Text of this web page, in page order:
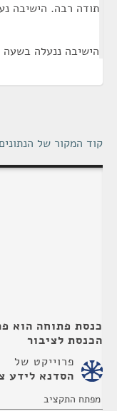
תודה רבה. הישיבה
הישיבה ננעלה בשעה 15:45.
קוד המקור של
כנסת פתוחה הוא
הכנסת לציבור
פרוייקט של
הסדנא לידע
מפתח התקציב